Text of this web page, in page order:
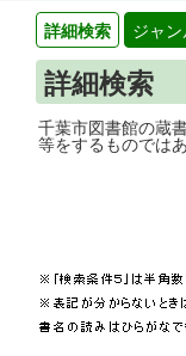
詳細検索 ジャ
詳細検索
千葉市図書
等をするものでは